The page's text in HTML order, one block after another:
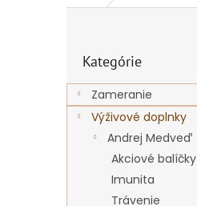
ý
p
kategórie
Kategórie
Zameranie
Výživové doplnky
Andrej Medveď
Akciové balíčky
Imunita
Trávenie